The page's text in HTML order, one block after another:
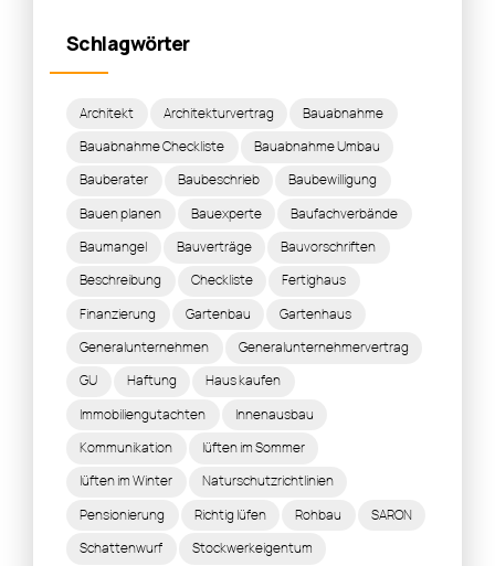
Schlagwörter
Architekt Architekturvertrag Bauabnahme
Bauabnahme Checkliste Bauabnahme Umbau
Bauberater Baubeschrieb Baubewilligung
Bauen planen Bauexperte Baufachverbände
Baumangel Bauverträge Bauvorschriften
Beschreibung Checkliste Fertighaus
Finanzierung Gartenbau Gartenhaus
Generalunternehmen Generalunternehmervertrag
GU Haftung Haus kaufen
Immobiliengutachten Innenausbau
Kommunikation lüften im Sommer
lüften im Winter Naturschutzrichtlinien
Pensionierung Richtig lüfen Rohbau SARON
Schattenwurf Stockwerkeigentum